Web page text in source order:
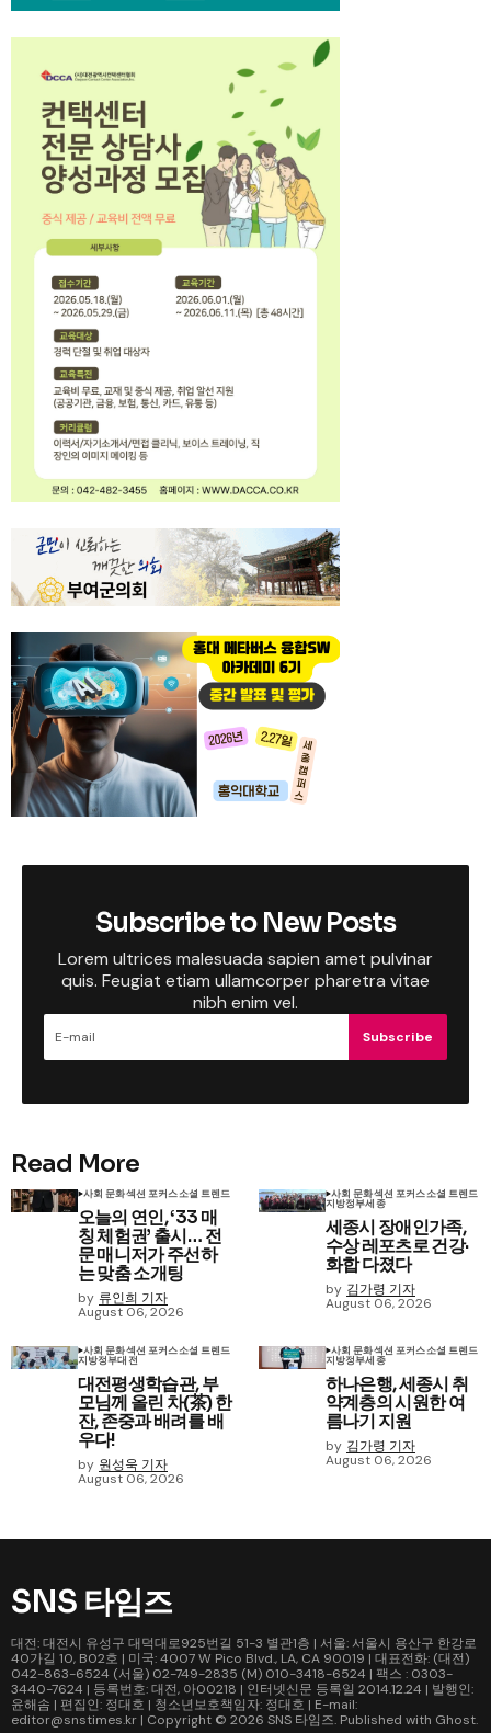
Subscribe to New Posts
Lorem ultrices malesuada sapien amet pulvinar
quis. Feugiat etiam ullamcorper pharetra vitae
nibh enim vel.
Subscribe
Read More
사회 문화섹션 포커스소셜 트렌드
오늘의 연인, ‘33 매
칭 체험권’ 출시… 전
문 매니저가 주선하
는 맞춤 소개팅
by 류인희 기자
August 06, 2026
사회 문화섹션 포커스소셜 트렌드
지방정부세종
세종시 장애인가족,
수상 레포츠로 건강·
화합 다졌다
by 김가령 기자
August 06, 2026
사회 문화섹션 포커스소셜 트렌드
지방정부대전
대전평생학습관, 부
모님께 올린 차(茶) 한
잔, 존중과 배려를 배
우다!
by 원성욱 기자
August 06, 2026
사회 문화섹션 포커스소셜 트렌드
지방정부세종
하나은행, 세종시 취
약계층의 시원한 여
름나기 지원
by 김가령 기자
August 06, 2026
SNS 타임즈
대전: 대전시 유성구 대덕대로925번길 51-3 별관1층 | 서울: 서울시 용산구 한강로
40가길 10, B02호 | 미국: 4007 W Pico Blvd., LA, CA 90019 | 대표전화: (대전)
042-863-6524 (서울) 02-749-2835 (M) 010-3418-6524 | 팩스 : 0303-
3440-7624 | 등록번호: 대전, 아00218 | 인터넷신문 등록일 2014.12.24 | 발행인:
윤해솜 | 편집인: 정대호 | 청소년보호책임자: 정대호 | E-mail:
editor@snstimes.kr | Copyright © 2026 SNS 타임즈. Published with Ghost.